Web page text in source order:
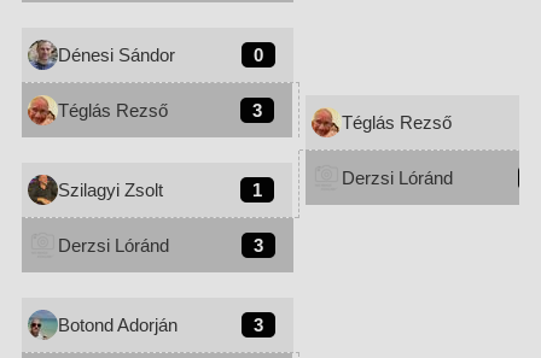
Dénesi Sándor 0
Téglás Rezső 3
Téglás Rezső
Szilagyi Zsolt 1
Derzsi Lóránd
Derzsi Lóránd 3
Botond Adorján 3